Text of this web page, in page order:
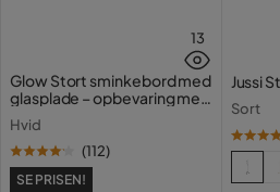
13
Glow Stort sminkebord med
glasplade – opbevaring med
skuffer og rum 120 cm
Hvid
(112)
SE PRISEN!
Jussi
Sort